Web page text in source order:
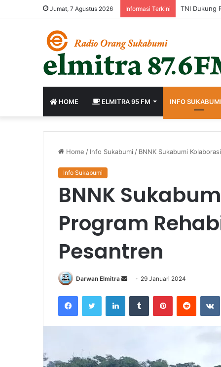
Jumat, 7 Agustus 2026 Informasi Terkini
HOME ELMITRA 95 FM INFO
Home / Info Sukabumi / BNNK Sukabumi
Info Sukabumi
BNNK
Program
Pesantren
Darwan Elmitra
Send
email
29 Januari 2024
FacebookTwitter LinkedInTumblr PinterestReddit